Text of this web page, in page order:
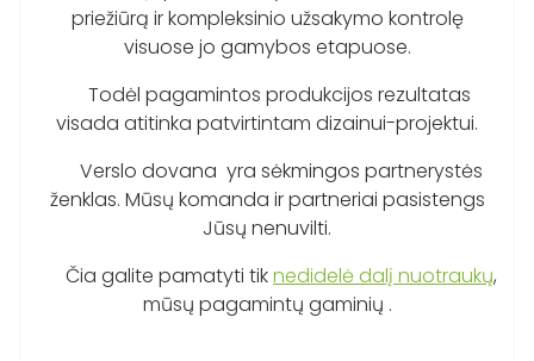
priežiūrą ir kompleksinio užsakymo kontrolę
visuose jo gamybos etapuose.
Todėl pagamintos produkcijos rezultatas
visada atitinka patvirtintam dizainui-projektui.
Verslo dovana yra sėkmingos partnerystės
ženklas. Mūsų komanda ir partneriai pasistengs
Jūsų nenuvilti.
Čia galite pamatyti tiknedidelė dalį nuotraukų,
mūsų pagamintų gaminių .